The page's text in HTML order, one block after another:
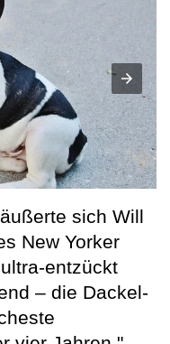
sich Will
New Yorker
entzückt
– die Dackel-